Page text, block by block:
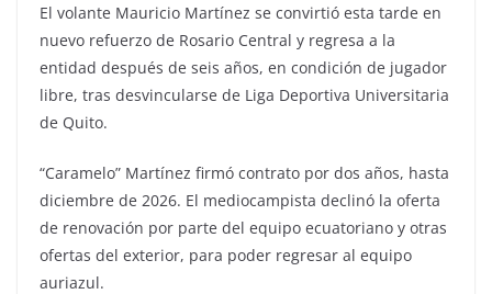
El volante Mauricio Martínez se convirtió esta tarde en
nuevo refuerzo de Rosario Central y regresa a la
entidad después de seis años, en condición de jugador
libre, tras desvincularse de Liga Deportiva Universitaria
de Quito.
“Caramelo” Martínez firmó contrato por dos años, hasta
diciembre de 2026. El mediocampista declinó la oferta
de renovación por parte del equipo ecuatoriano y otras
ofertas del exterior, para poder regresar al equipo
auriazul.